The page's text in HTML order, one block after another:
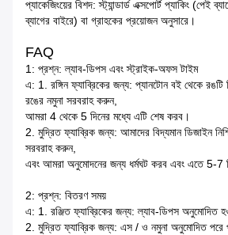
প্যাকেজিংয়ের বিশদ: স্ট্যান্ডার্ড এক্সপোর্ট প্যাকিং (পেই
ব্যাগের বাইরে) বা গ্রাহকের প্রয়োজন অনুসারে।
FAQ
1: প্রশ্ন: ল্যাব-ডিপস এবং স্ট্রাইক-অফস টাইম
এ: 1. রঙ্গিন ফ্যাব্রিকের জন্য: প্যানটোন বই থেকে
রঙের নমুনা সরবরাহ করুন,
আমরা 4 থেকে 5 দিনের মধ্যে এটি শেষ করব।
2. মুদ্রিত ফ্যাব্রিক জন্য: আমাদের বিদ্যমান ডিজাইন
সরবরাহ করুন,
এবং আমরা অনুমোদনের জন্য ধর্মঘট করব এবং এতে 5-7
2: প্রশ্ন: বিতরণ সময়
এ: 1. রঞ্জিত ফ্যাব্রিকের জন্য: ল্যাব-ডিপস অনুমোদিত
2. মুদ্রিত ফ্যাব্রিক জন্য: এস / ও নমুনা অনুমোদিত